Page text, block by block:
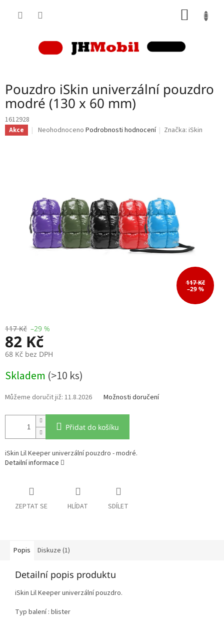
Pouzdro iSkin univerzální pouzdro
modré (130 x 60 mm)
1612928
Akce
Průměrné
hvězdiček.
Neohodnoceno Podrobnosti hodnocení Značka:iSkin
117 Kč
–29 %
117 Kč –29 %
82 Kč
68 Kč bez DPH
cena:
Skladem (>10 ks)
11.8.2026 Možnosti doručení
Přidat do košíku
iSkin Lil Keeper univerzální pouzdro - modré.
Detailní informace
ZEPTAT SE HLÍDAT SDÍLET
Popis Diskuze (1)
Detailní popis produktu
iSkin Lil Keeper univerzální pouzdro.
Typ balení : blister